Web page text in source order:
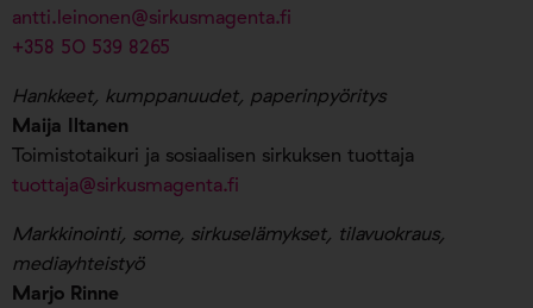
antti.leinonen@sirkusmagenta.fi
+358 50 539 8265
Hankkeet, kumppanuudet, paperinpyöritys
Maija Iltanen
Toimistotaikuri ja sosiaalisen sirkuksen tuottaja
tuottaja@sirkusmagenta.fi
Markkinointi, some, sirkuselämykset, tilavuokraus,
mediayhteistyö
Marjo Rinne